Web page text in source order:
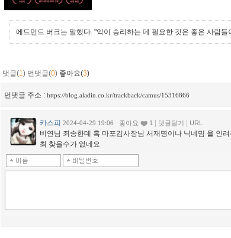
에드먼드 버크는 말했다. "악이 승리하는 데 필요한 것은 좋은 사람
댓글(1) 먼댓글(0) 좋아요(3)
먼댓글 주소 : https://blog.aladin.co.kr/trackback/camus/15316866
카스피 2024-04-29 19:06 좋아요 1 댓글달기 URL
비연님 죄송한데 혹 마포김사장님 서재명이나 닉네밈 을 인
최 찾을수가 없네요